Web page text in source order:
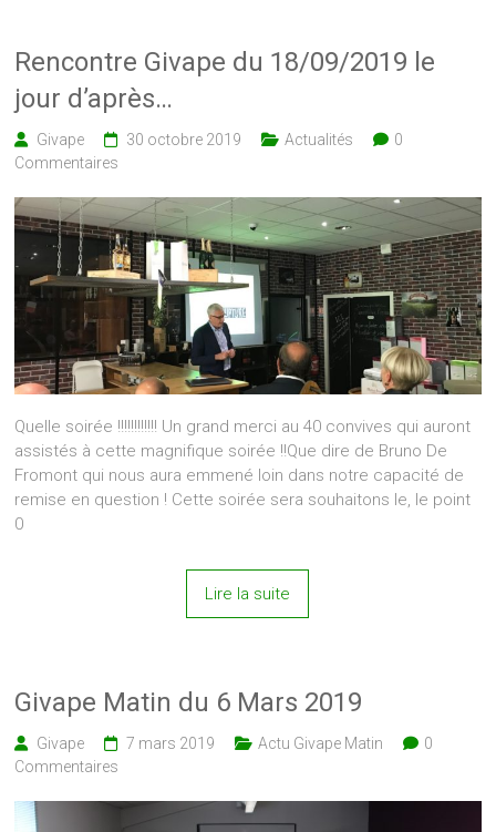
Rencontre Givape du 18/09/2019 le
jour d’après…
Givape 30 octobre 2019 Actualités
0
Commentaires
Quelle soirée !!!!!!!!!!!! Un grand merci au 40 convives qui auront
assistés à cette magnifique soirée !!Que dire de Bruno De
Fromont qui nous aura emmené loin dans notre capacité de
remise en question ! Cette soirée sera souhaitons le, le point
0
Lire la suite
Givape Matin du 6 Mars 2019
Givape 7 mars 2019 Actu Givape Matin
0
Commentaires